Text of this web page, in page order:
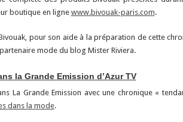
boutique en ligne www.bivouak-paris.com.
pour son aide à la préparation de cette
mode du blog Mister Riviera.
la Grande Emission d’Azur TV
La Grande Emission avec une chronique «
dans la mode.